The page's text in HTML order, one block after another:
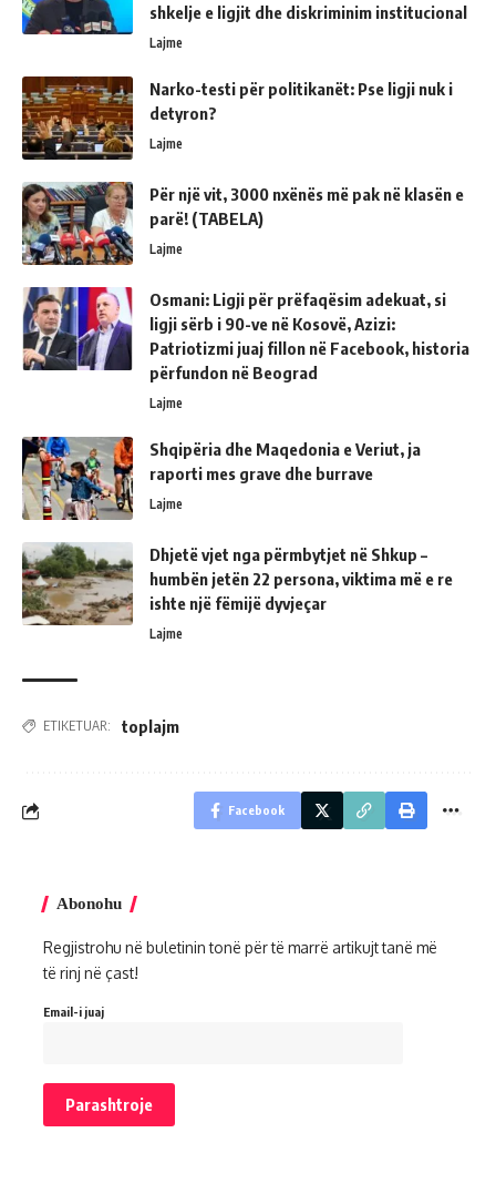
shkelje e ligjit dhe diskriminim institucional
Lajme
Narko-testi për politikanët: Pse ligji nuk i
detyron?
Lajme
Për një vit, 3000 nxënës më pak në klasën e
parë! (TABELA)
Lajme
Osmani: Ligji për prëfaqësim adekuat, si
ligji sërb i 90-ve në Kosovë, Azizi:
Patriotizmi juaj fillon në Facebook, historia
përfundon në Beograd
Lajme
Shqipëria dhe Maqedonia e Veriut, ja
raporti mes grave dhe burrave
Lajme
Dhjetë vjet nga përmbytjet në Shkup –
humbën jetën 22 persona, viktima më e re
ishte një fëmijë dyvjeçar
Lajme
ETIKETUAR: toplajm
Facebook
Abonohu
Regjistrohu në buletinin tonë për të marrë artikujt tanë më
të rinj në çast!
Email-i juaj